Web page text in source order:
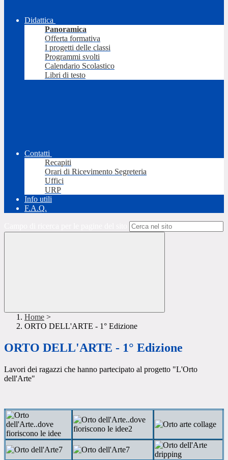
Didattica
Panoramica
Offerta formativa
I progetti delle classi
Programmi svolti
Calendario Scolastico
Libri di testo
Contatti
Recapiti
Orari di Ricevimento Segreteria
Uffici
URP
Info utili
F.A.Q.
Home >
ORTO DELL'ARTE - 1° Edizione
ORTO DELL'ARTE - 1° Edizione
Lavori dei ragazzi che hanno partecipato al progetto "L'Orto
dell'Arte"